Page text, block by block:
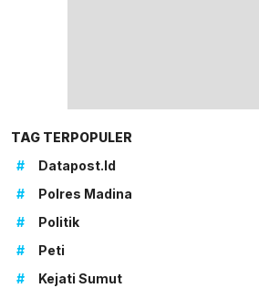
TAG TERPOPULER
#
Datapost.id
#
Polres Madina
#
Politik
#
Peti
#
Kejati Sumut